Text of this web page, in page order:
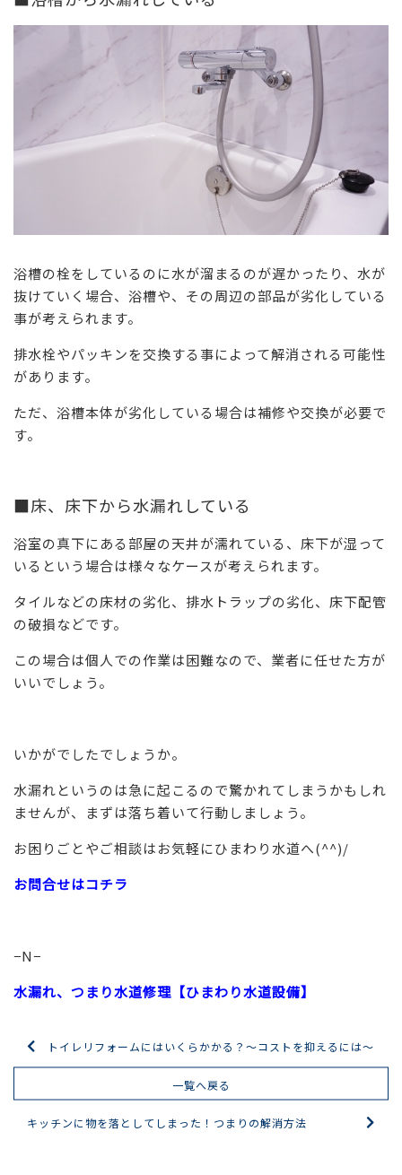
浴槽の栓をしているのに水が溜まるのが遅かったり、水が
抜けていく場合、浴槽や、その周辺の部品が劣化している
事が考えられます。
排水栓やパッキンを交換する事によって解消される可能性
があります。
ただ、浴槽本体が劣化している場合は補修や交換が必要で
す。
■床、床下から水漏れしている
浴室の真下にある部屋の天井が濡れている、床下が湿って
いるという場合は様々なケースが考えられます。
タイルなどの床材の劣化、排水トラップの劣化、床下配管
の破損などです。
この場合は個人での作業は困難なので、業者に任せた方が
いいでしょう。
いかがでしたでしょうか。
水漏れというのは急に起こるので驚かれてしまうかもしれ
ませんが、まずは落ち着いて行動しましょう。
お困りごとやご相談はお気軽にひまわり水道へ(^^)/
お問合せはコチラ
−N−
水漏れ、つまり水道修理【ひまわり水道設備】
トイレリフォームにはいくらかかる？～コストを抑えるには～
一覧へ戻る
キッチンに物を落としてしまった！つまりの解消方法